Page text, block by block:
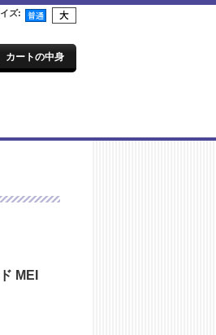
ズ:
カートの中身
MEI